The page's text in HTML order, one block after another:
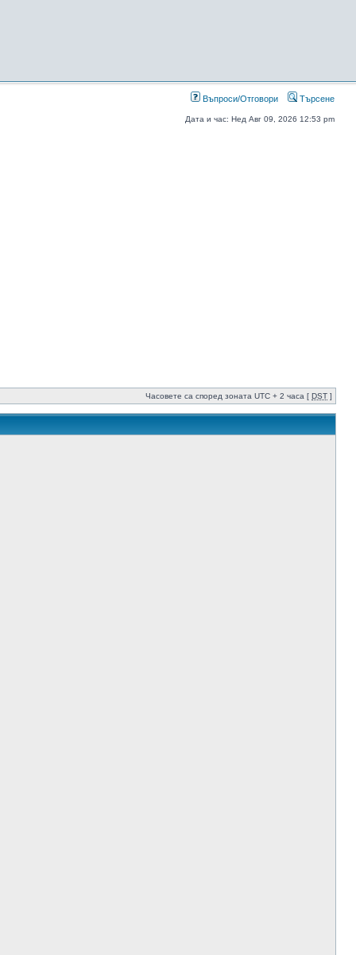
Въпроси/Отговори Търсене
Дата и час: Нед Авг 09, 2026 12:53 pm
Часовете са според зоната UTC + 2 часа [ DST ]